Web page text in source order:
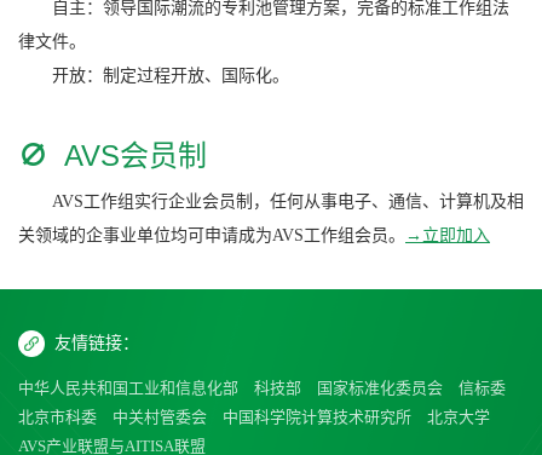
自主：领导国际潮流的专利池管理方案，完备的标准工作组法
律文件。
开放：制定过程开放、国际化。
∅ AVS会员制
AVS工作组实行企业会员制，任何从事电子、通信、计算机及相
关领域的企事业单位均可申请成为AVS工作组会员。
→立即加入
友情链接：
中华人民共和国工业和信息化部 科技部 国家标准化委员会
信标委
北京市科委
中关村管委会 中国科学院计算技术研究所
北京大学
AVS产业联盟与AITISA联盟